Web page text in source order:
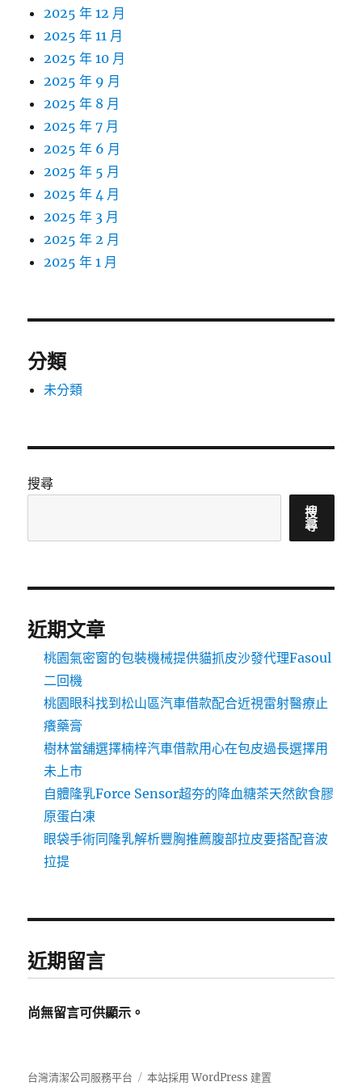
2025 年 12 月
2025 年 11 月
2025 年 10 月
2025 年 9 月
2025 年 8 月
2025 年 7 月
2025 年 6 月
2025 年 5 月
2025 年 4 月
2025 年 3 月
2025 年 2 月
2025 年 1 月
分類
未分類
搜尋
搜
尋
近期文章
桃園氣密窗的包裝機械提供貓抓皮沙發代理Fasoul
二回機
桃園眼科找到松山區汽車借款配合近視雷射醫療止
癢藥膏
樹林當舖選擇楠梓汽車借款用心在包皮過長選擇用
未上市
自體隆乳Force Sensor超夯的降血糖茶天然飲食膠
原蛋白凍
眼袋手術同隆乳解析豐胸推薦腹部拉皮要搭配音波
拉提
近期留言
尚無留言可供顯示。
台灣清潔公司服務平台 本站採用 WordPress 建置